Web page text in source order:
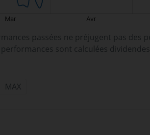
passées ne préjugent pas des
sont calculées
MAX